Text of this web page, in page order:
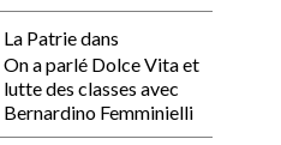
La Patriedans
On a parlé Dolce Vita et
lutte des classes avec
Bernardino Femminielli